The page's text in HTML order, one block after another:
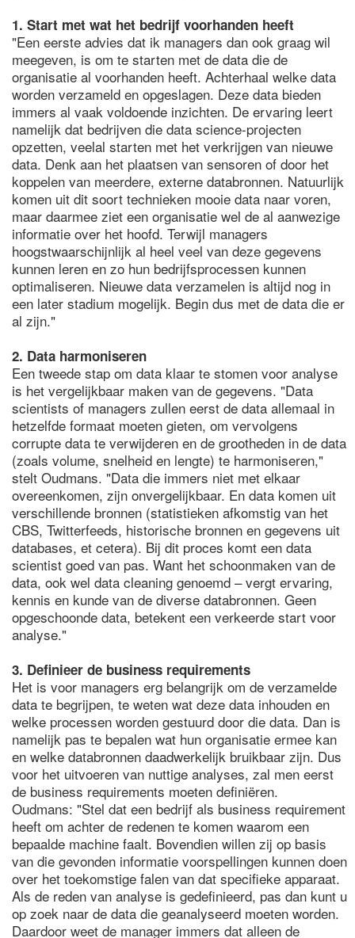
1. Start met wat het bedrijf voorhanden heeft
"Een eerste advies dat ik managers dan ook graag wil
meegeven, is om te starten met de data die de
organisatie al voorhanden heeft. Achterhaal welke data
worden verzameld en opgeslagen. Deze data bieden
immers al vaak voldoende inzichten. De ervaring leert
namelijk dat bedrijven die data science-projecten
opzetten, veelal starten met het verkrijgen van nieuwe
data. Denk aan het plaatsen van sensoren of door het
koppelen van meerdere, externe databronnen. Natuurlijk
komen uit dit soort technieken mooie data naar voren,
maar daarmee ziet een organisatie wel de al aanwezige
informatie over het hoofd. Terwijl managers
hoogstwaarschijnlijk al heel veel van deze gegevens
kunnen leren en zo hun bedrijfsprocessen kunnen
optimaliseren. Nieuwe data verzamelen is altijd nog in
een later stadium mogelijk. Begin dus met de data die er
al zijn."
2. Data harmoniseren
Een tweede stap om data klaar te stomen voor analyse
is het vergelijkbaar maken van de gegevens. "Data
scientists of managers zullen eerst de data allemaal in
hetzelfde formaat moeten gieten, om vervolgens
corrupte data te verwijderen en de grootheden in de data
(zoals volume, snelheid en lengte) te harmoniseren,"
stelt Oudmans. "Data die immers niet met elkaar
overeenkomen, zijn onvergelijkbaar. En data komen uit
verschillende bronnen (statistieken afkomstig van het
CBS, Twitterfeeds, historische bronnen en gegevens uit
databases, et cetera). Bij dit proces komt een data
scientist goed van pas. Want het schoonmaken van de
data, ook wel data cleaning genoemd – vergt ervaring,
kennis en kunde van de diverse databronnen. Geen
opgeschoonde data, betekent een verkeerde start voor
analyse."
3. Definieer de business requirements
Het is voor managers erg belangrijk om de verzamelde
data te begrijpen, te weten wat deze data inhouden en
welke processen worden gestuurd door die data. Dan is
namelijk pas te bepalen wat hun organisatie ermee kan
en welke databronnen daadwerkelijk bruikbaar zijn. Dus
voor het uitvoeren van nuttige analyses, zal men eerst
de business requirements moeten definiëren.
Oudmans: "Stel dat een bedrijf als business requirement
heeft om achter de redenen te komen waarom een
bepaalde machine faalt. Bovendien willen zij op basis
van die gevonden informatie voorspellingen kunnen doen
over het toekomstige falen van dat specifieke apparaat.
Als de reden van analyse is gedefinieerd, pas dan kunt u
op zoek naar de data die geanalyseerd moeten worden.
Daardoor weet de manager immers dat alleen de